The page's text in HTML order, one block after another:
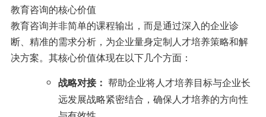
教育咨询的核心价值
教育咨询并非简单的课程输出，而是通过深入的企业诊
断、精准的需求分析，为企业量身定制人才培养策略和解
决方案。其核心价值体现在以下几个方面：
战略对接： 帮助企业将人才培养目标与企业长
远发展战略紧密结合，确保人才培养的方向性